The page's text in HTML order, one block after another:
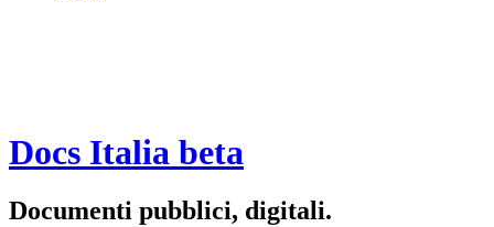
Docs Italia beta
Documenti pubblici, digitali.